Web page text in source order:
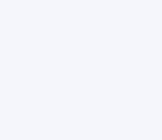
vise à améliorer le taux de
utilisateurs et en optimisant les
les résultats sans augmenter
(CRO)
et orientée résultats